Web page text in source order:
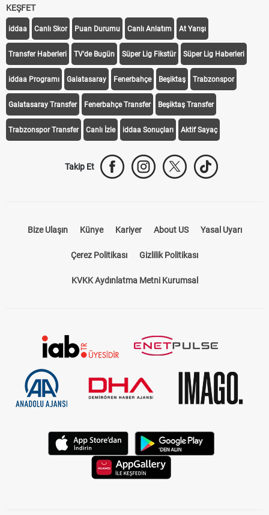
KEŞFET
iddaa Canlı Skor Puan Durumu Canlı Anlatım At Yarışı
Transfer Haberleri TV'de Bugün Süper Lig Fikstür Süper Lig Haberleri
iddaa Programı Galatasaray Fenerbahçe Beşiktaş Trabzonspor
Galatasaray Transfer Fenerbahçe Transfer Beşiktaş Transfer
Trabzonspor Transfer Canlı İzle iddaa Sonuçları Aktif Sayaç
Takip Et
Bize Ulaşın Künye Kariyer About US Yasal Uyarı
Çerez Politikası Gizlilik Politikası
KVKK Aydınlatma Metni Kurumsal